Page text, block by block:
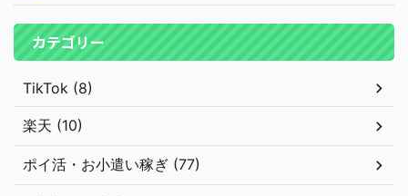
カテゴリー
TikTok (8)
楽天 (10)
ポイ活・お小遣い稼ぎ (77)